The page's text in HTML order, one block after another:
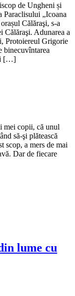
de Ungheni și
„Icoana
Călăraşi, s-a
Călăraşi. Adunarea a
Protoiereul Grigorie
[…]
mei copii, că unul
să-şi plătească
scop, a mers de mai
Dar de fiecare
lume cu